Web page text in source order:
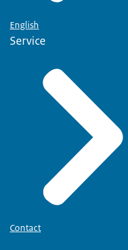
English
Service
Contact